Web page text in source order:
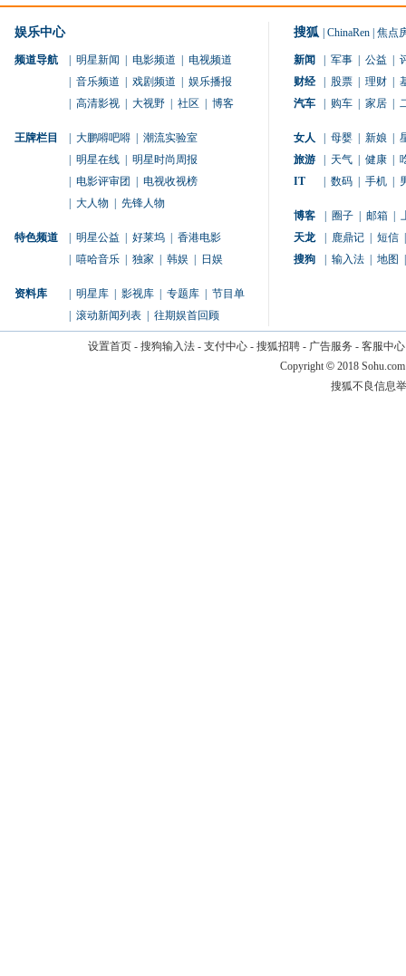
娱乐中心
频道导航 明星新闻 电影频道
电视频道
音乐频道 戏剧频道
娱乐播报
高清影视 大视野 社区 博客
王牌栏目 大鹏嘚吧嘚
潮流实验室
明星在线
明星时尚周报
电影评审团
电视收视榜
大人物 先锋人物
特色频道 明星公益 好莱坞
香港电影
嘻哈音乐 独家 韩娱 日娱
资料库 明星库 影视库 专题库
节目单
滚动新闻列表 往期娱首回顾
搜狐 ChinaRen 焦点
新闻 军事 公益
财经
股票 理财
汽车
购车 家居
女人 母婴 新娘
旅游
天气 健康
IT
数码 手机
博客 圈子 邮箱
天龙
鹿鼎记 短信
搜狗
输入法 地图
设置首页- 搜狗输入法- 支付中心- 搜狐招聘- 广告服务 - 客服中心
Copyright © 2018
搜狐不良信息